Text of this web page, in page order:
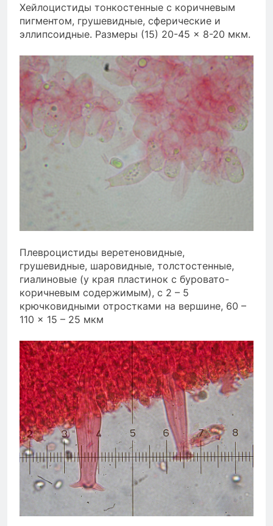
Хейлоцистиды тонкостенные с коричневым
пигментом, грушевидные, сферические и
эллипсоидные. Размеры (15) 20-45 × 8-20 мкм.
Плевроцистиды веретеновидные,
грушевидные, шаровидные, толстостенные,
гиалиновые (у края пластинок с буровато-
коричневым содержимым), с 2 – 5
крючковидными отростками на вершине, 60 –
110 × 15 – 25 мкм